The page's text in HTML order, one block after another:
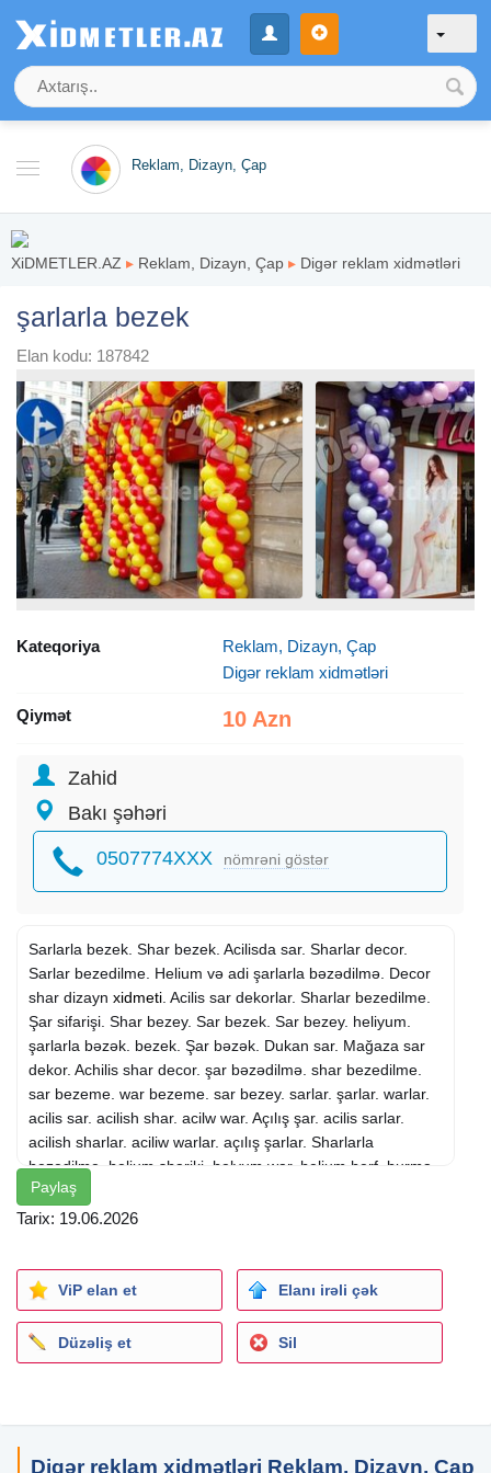
Reklam, Dizayn, Çap
XiDMETLER.AZ ▸ Reklam, Dizayn, Çap ▸ Digər reklam xidmətləri
şarlarla bezek
Elan kodu: 187842
Kateqoriya
Reklam, Dizayn, Çap
Digər reklam xidmətləri
Qiymət 10 Azn
Zahid
Bakı şəhəri
0507774XXX nömrəni göstər
Sarlarla bezek. Shar bezek. Acilisda sar. Sharlar decor.
Sarlar bezedilme. Helium və adi şarlarla bəzədilmə. Decor
shar dizayn xidmeti. Acilis sar dekorlar. Sharlar bezedilme.
Şar sifarişi. Shar bezey. Sar bezek. Sar bezey. heliyum.
şarlarla bəzək. bezek. Şar bəzək. Dukan sar. Mağaza sar
dekor. Achilis shar decor. şar bəzədilmə. shar bezedilme.
sar bezeme. war bezeme. sar bezey. sarlar. şarlar. warlar.
acilis sar. acilish shar. acilw war. Açılış şar. acilis sarlar.
acilish sharlar. aciliw warlar. açılış şarlar. Sharlarla
bezedilme. helium shariki. helyum war. helium herf. burma
sharlar. party bezedilme. parti sharlar. warlar bezedilme.
Acilish tedbirinde shar bezeme. Ad gunleri bezedilmesi.
shar. Tedbirlerin bezedilmesi. Sar decor. dekor. şar decor.
şar dekor. abyektlerin bezedilmesi. dukanlarin sar
bezedilme. təzə dükan şar bəzədilmələr. Helium adi
sharlarla bezekler. Achilishda shar. Helum. sar dekor. sar
şar. toxunma şar. helium sharlari. toxunma shar. toxuma
Paylaş
Tarix: 19.06.2026
ViP elan et Elanı irəli çək
Düzəliş et Sil
Digər reklam xidmətləri Reklam, Dizayn, Çap